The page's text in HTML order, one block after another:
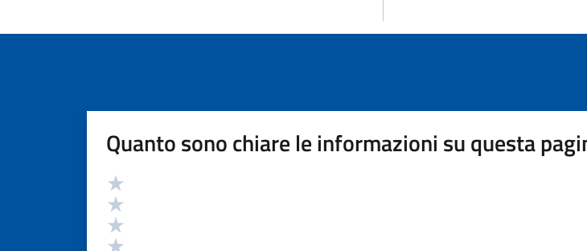
Quanto sono chiare le informazioni su questa
Valutazione